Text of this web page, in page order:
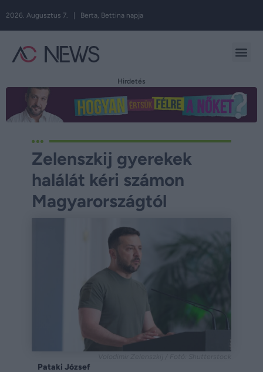
2026. Augusztus 7. | Berta, Bettina napja
Hirdetés
Zelenszkij gyerekek
halálát kéri számon
Magyarországtól
Pataki József